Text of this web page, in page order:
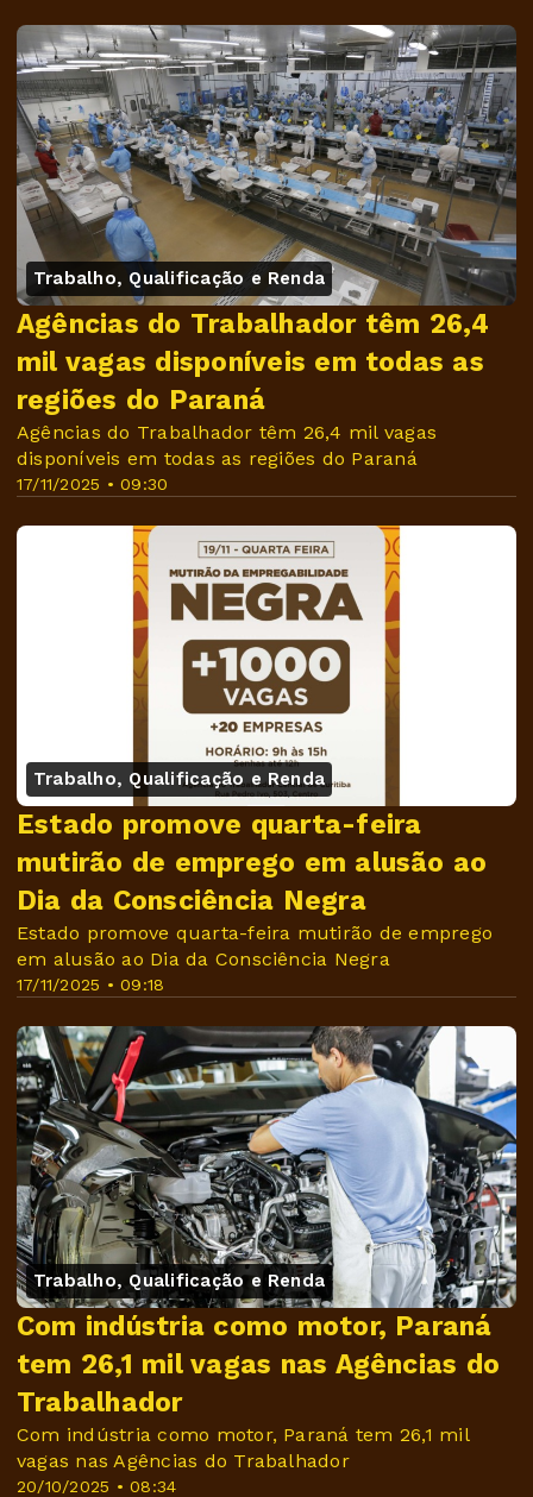
Trabalho, Qualificação e Renda
17/11/2025 • 09:30
Agências do Trabalhador têm 26,4
mil vagas disponíveis em todas as
regiões do Paraná
Agências do Trabalhador têm 26,4 mil vagas
disponíveis em todas as regiões do Paraná
Trabalho, Qualificação e Renda
17/11/2025 • 09:18
Estado promove quarta-feira
mutirão de emprego em alusão ao
Dia da Consciência Negra
Estado promove quarta-feira mutirão de emprego
em alusão ao Dia da Consciência Negra
Trabalho, Qualificação e Renda
20/10/2025 • 08:34
Com indústria como motor, Paraná
tem 26,1 mil vagas nas Agências do
Trabalhador
Com indústria como motor, Paraná tem 26,1 mil
vagas nas Agências do Trabalhador